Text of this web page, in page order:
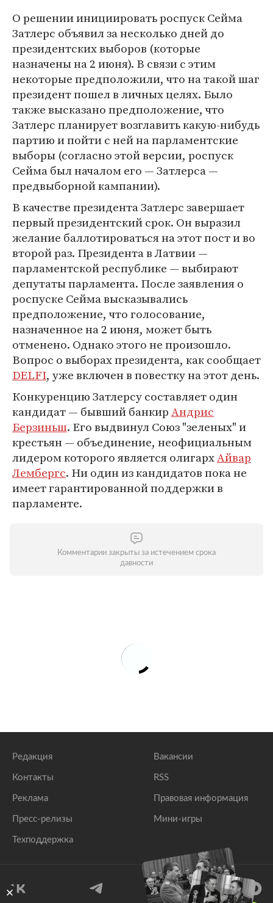
О решении инициировать роспуск Сейма
Затлерс объявил за несколько дней до
президентских выборов (которые
назначены на 2 июня). В связи с этим
некоторые предположили, что на такой шаг
президент пошел в личных целях. Было
также высказано предположение, что
Затлерс планирует возглавить какую-нибудь
партию и пойти с ней на парламентские
выборы (согласно этой версии, роспуск
Сейма был началом его — Затлерса —
предвыборной кампании).
В качестве президента Затлерс завершает
первый президентский срок. Он выразил
желание баллотироваться на этот пост и во
второй раз. Президента в Латвии —
парламентской республике — выбирают
депутаты парламента. После заявления о
роспуске Сейма высказывались
предположение, что голосование,
назначенное на 2 июня, может быть
отменено. Однако этого не произошло.
Вопрос о выборах президента, как сообщает
DELFI, уже включен в повестку на этот день.
Конкуренцию Затлерсу составляет один
кандидат — бывший банкирАндрис
Берзиньш. Его выдвинул Союз "зеленых" и
крестьян — объединение, неофициальным
лидером которого является олигархАйвар
Лембергс. Ни один из кандидатов пока не
имеет гарантированной поддержки в
парламенте.
Комментарии закрыты за истечением срока
давности
Редакция
Контакты
Реклама
Пресс-релизы
Техподдержка
Вакансии
RSS
Правовая информация
Мини-игры